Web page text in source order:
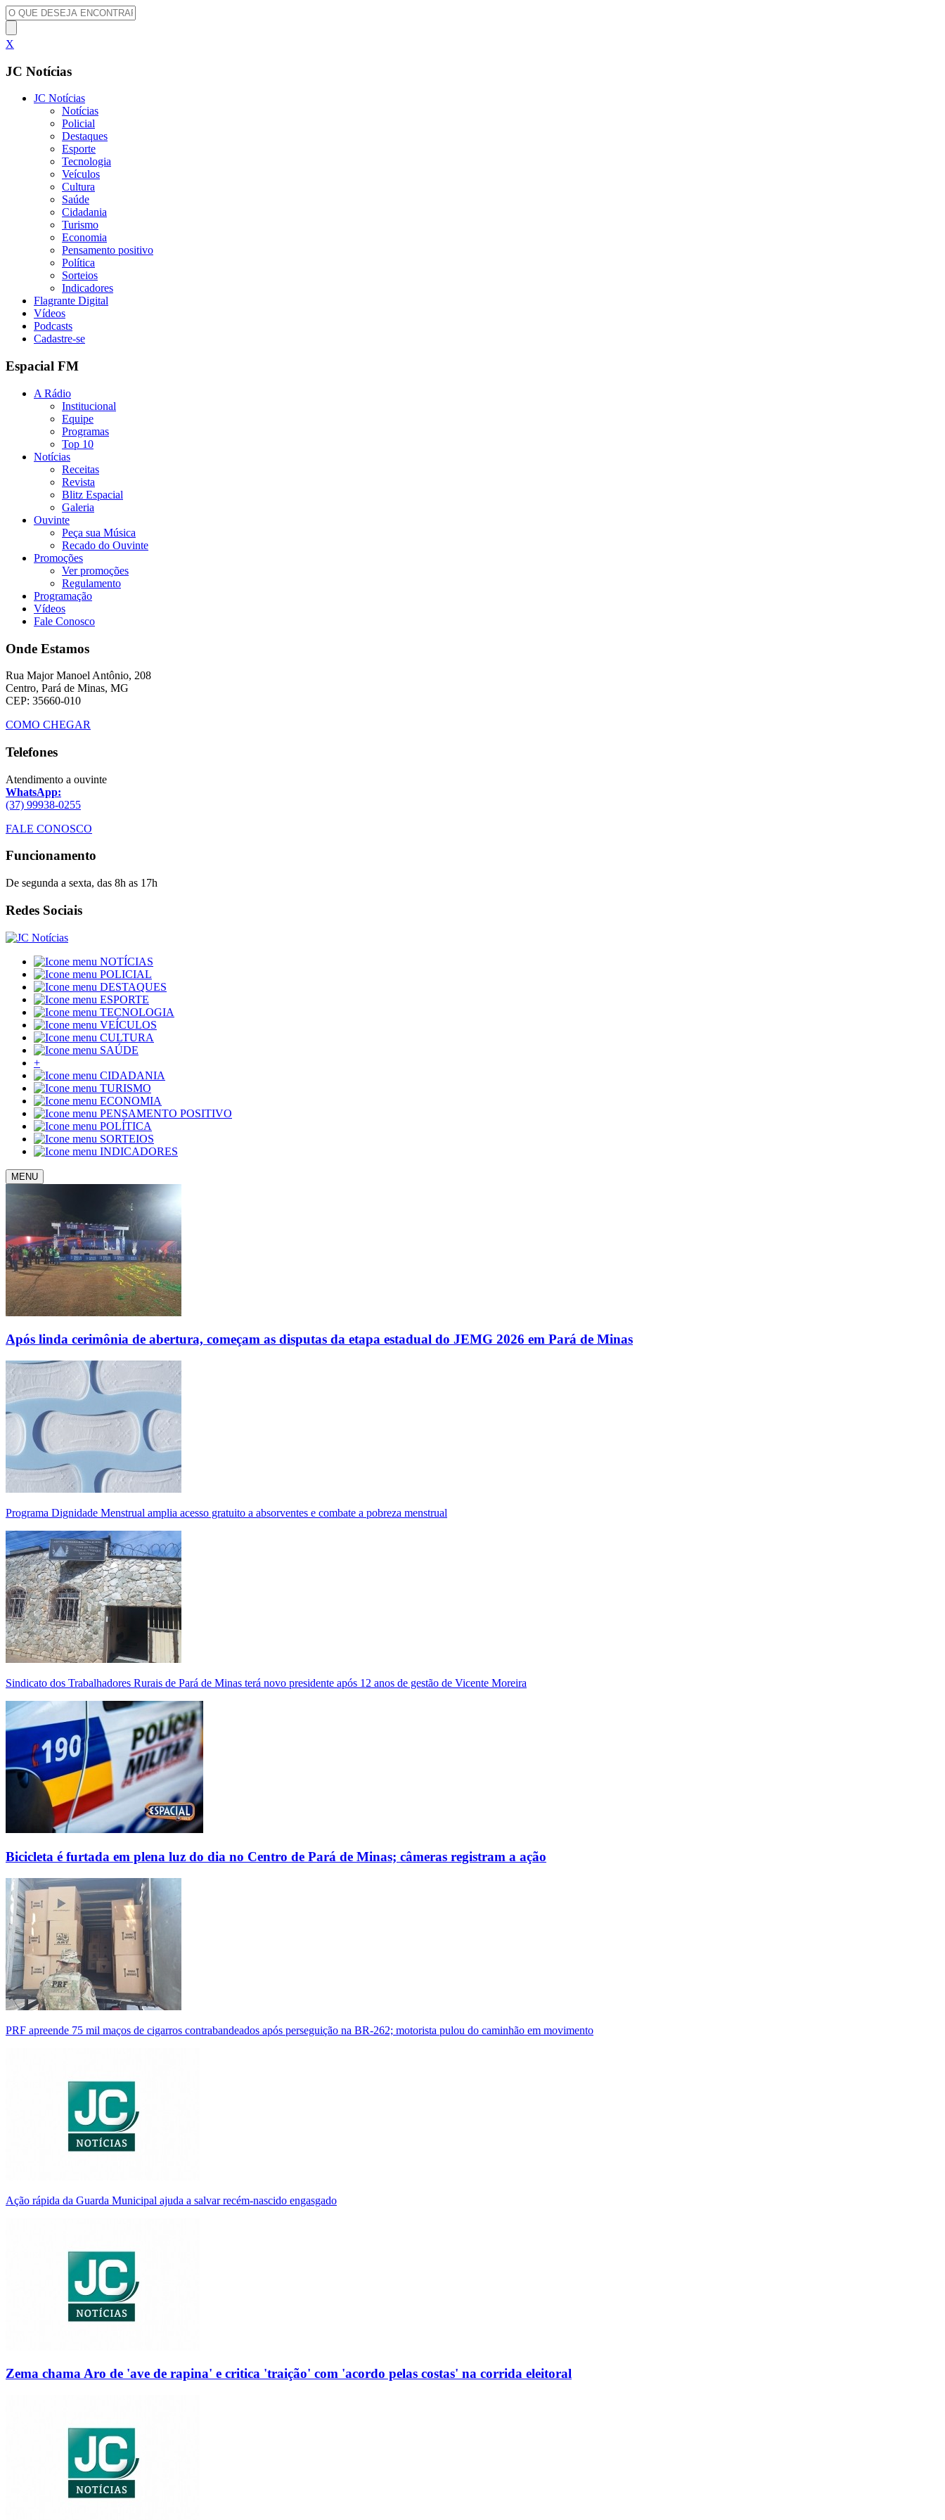
X
JC Notícias
JC Notícias
Notícias
Policial
Destaques
Esporte
Tecnologia
Veículos
Cultura
Saúde
Cidadania
Turismo
Economia
Pensamento positivo
Política
Sorteios
Indicadores
Flagrante Digital
Vídeos
Podcasts
Cadastre-se
Espacial FM
A Rádio
Institucional
Equipe
Programas
Top 10
Notícias
Receitas
Revista
Blitz Espacial
Galeria
Ouvinte
Peça sua Música
Recado do Ouvinte
Promoções
Ver promoções
Regulamento
Programação
Vídeos
Fale Conosco
Onde Estamos
Rua Major Manoel Antônio, 208
Centro, Pará de Minas, MG
CEP: 35660-010
COMO CHEGAR
Telefones
Atendimento a ouvinte
WhatsApp:
(37) 99938-0255
FALE CONOSCO
Funcionamento
De segunda a sexta, das 8h as 17h
Redes Sociais
NOTÍCIAS
POLICIAL
DESTAQUES
ESPORTE
TECNOLOGIA
VEÍCULOS
CULTURA
SAÚDE
+
CIDADANIA
TURISMO
ECONOMIA
PENSAMENTO POSITIVO
POLÍTICA
SORTEIOS
INDICADORES
MENU
Após linda cerimônia de abertura, começam as disputas da etapa estadual do JEMG 2026 em Pará de Minas
Programa Dignidade Menstrual amplia acesso gratuito a absorventes e combate a pobreza menstrual
Sindicato dos Trabalhadores Rurais de Pará de Minas terá novo presidente após 12 anos de gestão de Vicente Moreira
Bicicleta é furtada em plena luz do dia no Centro de Pará de Minas; câmeras registram a ação
PRF apreende 75 mil maços de cigarros contrabandeados após perseguição na BR-262; motorista pulou do caminhão em movimento
Ação rápida da Guarda Municipal ajuda a salvar recém-nascido engasgado
Zema chama Aro de 'ave de rapina' e critica 'traição' com 'acordo pelas costas' na corrida eleitoral